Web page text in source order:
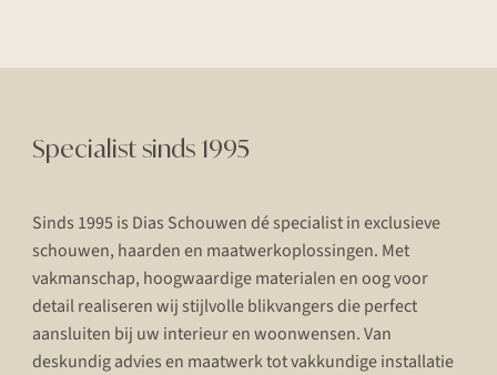
Specialist sinds 1995
Sinds 1995 is Dias Schouwen dé specialist in exclusieve
schouwen, haarden en maatwerkoplossingen. Met
vakmanschap, hoogwaardige materialen en oog voor
detail realiseren wij stijlvolle blikvangers die perfect
aansluiten bij uw interieur en woonwensen. Van
deskundig advies en maatwerk tot vakkundige installatie